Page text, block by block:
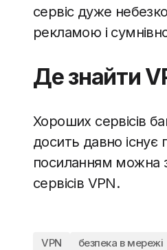
сервіс дуже
рекламою і
Де знайти
Хороших сервісів
досить давно існує
посиланням можна
сервісів VPN.
VPN безпека в мережі